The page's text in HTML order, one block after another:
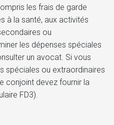
les frais de garde
à la santé, aux activités
ou
les dépenses spéciales
un avocat. Si vous
spéciales ou extraordinaires
conjoint devez fournir la
FD3).